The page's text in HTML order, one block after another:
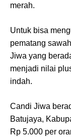
merah.
Untuk bisa
pematang
Jiwa yang
menjadi nilai
indah.
Candi Jiwa
Batujaya,
Rp 5.000 per